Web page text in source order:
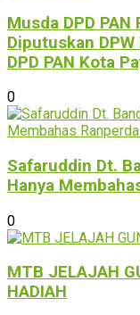
Musda DPD
Diputuskan
DPD PAN Kota
0
Safaruddin Dt.
Hanya
0
MTB JELAJAH
HADIAH